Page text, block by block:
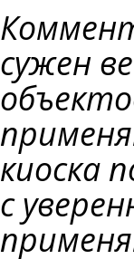
сужен
киоска
с